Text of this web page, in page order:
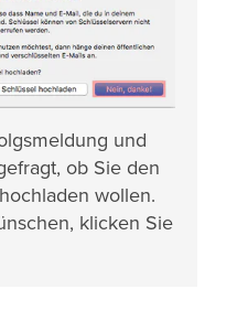
und
ob Sie den
wollen.
klicken Sie